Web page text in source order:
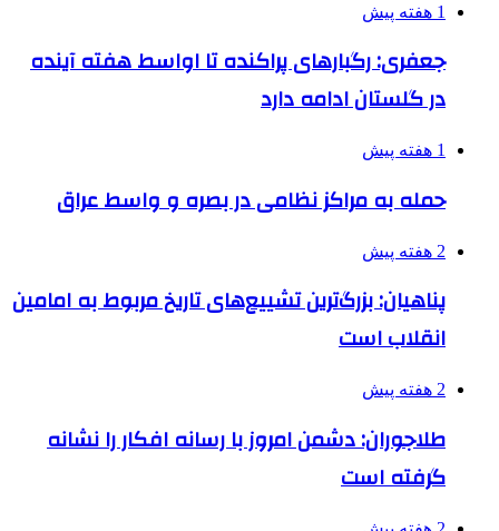
1 هفته پیش
جعفری: رگبارهای پراکنده تا اواسط هفته آینده
در گلستان ادامه دارد
1 هفته پیش
حمله به مراکز نظامی در بصره و واسط عراق
2 هفته پیش
پناهیان: بزرگ‌ترین تشییع‌های تاریخ مربوط به امامین
انقلاب است
2 هفته پیش
طلاجوران: دشمن امروز با رسانه افکار را نشانه
گرفته است